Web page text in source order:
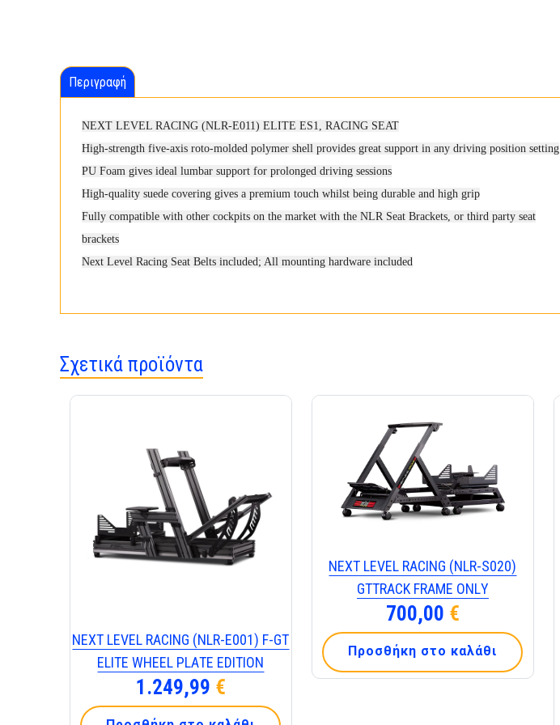
Περιγραφή
NEXT LEVEL RACING (NLR-E011) ELITE ES1, RACING SEAT
High-strength five-axis roto-molded polymer shell provides great support in any driving position setting
PU Foam gives ideal lumbar support for prolonged driving sessions
High-quality suede covering gives a premium touch whilst being durable and high grip
Fully compatible with other cockpits on the market with the NLR Seat Brackets, or third party seat
brackets
Next Level Racing Seat Belts included; All mounting hardware included
Σχετικά προϊόντα
ΝΕΧΤ LΕVΕL RΑCΙΝG (ΝLR-Ε001) F-GΤ
ΕLΙΤΕ WΗΕΕL ΡLΑΤΕ ΕDΙΤΙΟΝ
1.249,99 €
ΝΕΧΤ LΕVΕL RΑCΙΝG (ΝLR-S020)
GΤΤRΑCΚ FRΑΜΕ ΟΝLΥ
700,00 €
Προσθήκη στο καλάθι